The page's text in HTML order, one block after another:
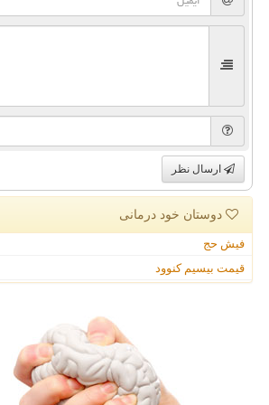
ارسال نظر
دوستان خود درمانی
فیش حج
قیمت بیسیم کنوود